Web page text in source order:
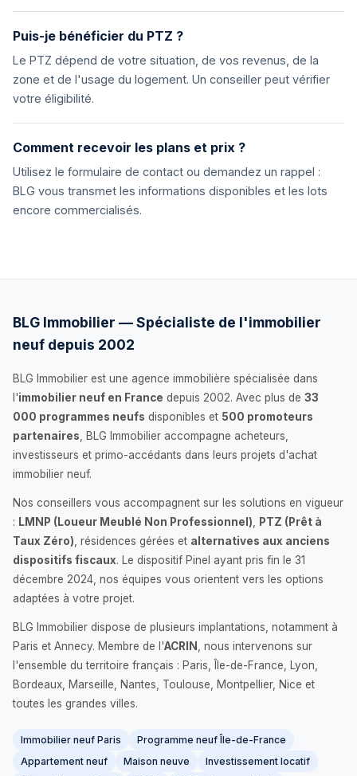
Puis-je bénéficier du PTZ ?
Le PTZ dépend de votre situation, de vos revenus, de la
zone et de l'usage du logement. Un conseiller peut vérifier
votre éligibilité.
Comment recevoir les plans et prix ?
Utilisez le formulaire de contact ou demandez un rappel :
BLG vous transmet les informations disponibles et les lots
encore commercialisés.
BLG Immobilier — Spécialiste de l'immobilier
neuf depuis 2002
BLG Immobilier est une agence immobilière spécialisée dans
l'immobilier neuf en France depuis 2002. Avec plus de 33
000 programmes neufs disponibles et 500 promoteurs
partenaires , BLG Immobilier accompagne acheteurs,
investisseurs et primo-accédants dans leurs projets d'achat
immobilier neuf.
Nos conseillers vous accompagnent sur les solutions en vigueur
: LMNP (Loueur Meublé Non Professionnel)
PTZ (Prêt à
Taux Zéro) , résidences gérées et alternatives aux anciens
dispositifs fiscaux. Le dispositif Pinel ayant pris fin le 31
décembre 2024, nos équipes vous orientent vers les options
adaptées à votre projet.
BLG Immobilier dispose de plusieurs implantations, notamment à
Paris et Annecy. Membre de l'ACRIN
, nous intervenons sur
l'ensemble du territoire français : Paris, Île-de-France, Lyon,
Bordeaux, Marseille, Nantes, Toulouse, Montpellier, Nice et
toutes les grandes villes.
Immobilier neuf Paris
Programme neuf Île-de-France
Appartement neuf
Maison neuve
Investissement locatif